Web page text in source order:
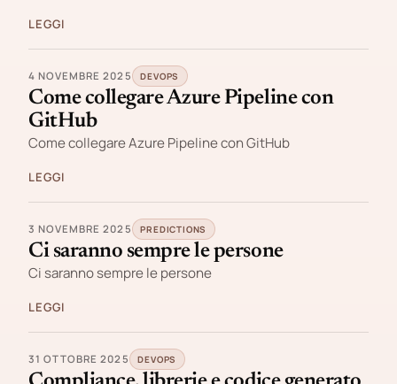
LEGGI
4 NOVEMBRE 2025 DEVOPS
Come collegare Azure Pipeline con
GitHub
Come collegare Azure Pipeline con GitHub
LEGGI
3 NOVEMBRE 2025 PREDICTIONS
Ci saranno sempre le persone
Ci saranno sempre le persone
LEGGI
31 OTTOBRE 2025 DEVOPS